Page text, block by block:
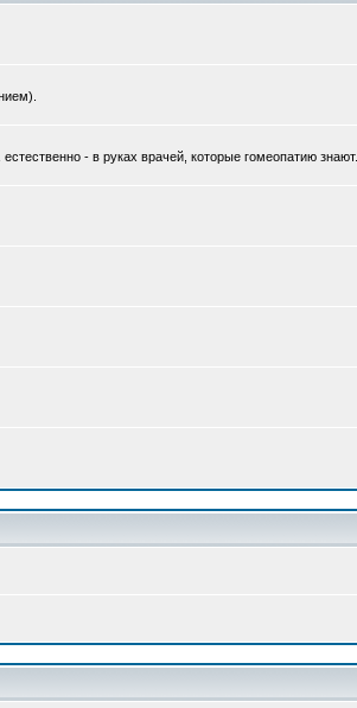
- в руках врачей, которые гомеопатию знают.